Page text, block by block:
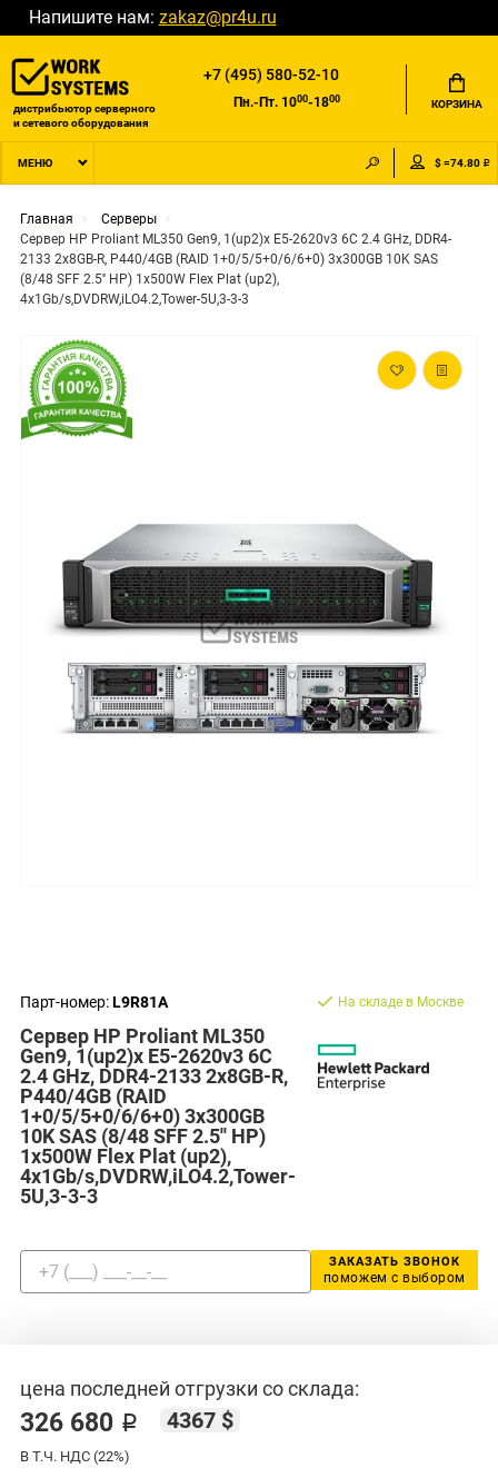
Напишите нам: zakaz@pr4u.ru
дистрибьютор серверного
и сетевого оборудования
+7 (495) 580-52-10
Пн.-Пт. 1000-1800 КОРЗИНА
МЕНЮ $ =74.80 ₽
Главная
Серверы
Сервер HP Proliant ML350 Gen9, 1(up2)x E5-2620v3 6C 2.4 GHz, DDR4-
2133 2x8GB-R, P440/4GB (RAID 1+0/5/5+0/6/6+0) 3x300GB 10K SAS
(8/48 SFF 2.5'' HP) 1x500W Flex Plat (up2),
4x1Gb/s,DVDRW,iLO4.2,Tower-5U,3-3-3
Парт-номер:L9R81A
Сервер HP Proliant ML350
Gen9, 1(up2)x E5-2620v3 6C
2.4 GHz, DDR4-2133 2x8GB-R,
P440/4GB (RAID
1+0/5/5+0/6/6+0) 3x300GB
10K SAS (8/48 SFF 2.5'' HP)
1x500W Flex Plat (up2),
4x1Gb/s,DVDRW,iLO4.2,Tower-
5U,3-3-3
На складе в Москве
ЗАКАЗАТЬ ЗВОНОК
поможем с выбором
цена последней отгрузки со склада:
326 680 ₽ 4367 $
В Т.Ч. НДС (22%)